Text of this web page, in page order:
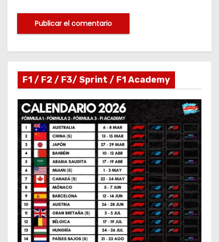
F1 / F2 / F3/ Sprint / F1 Academy